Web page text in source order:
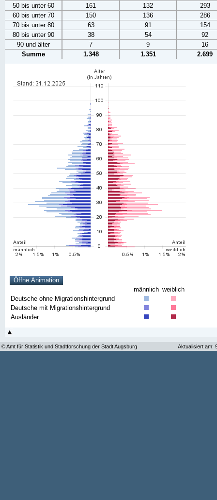
50 bis unter 60
161 132
293
60 bis unter 70
150 136
286
70 bis unter 80
63 91
154
80 bis unter 90
38 54
92
90 und älter
7 9
16
Summe
1.348 1.351 2.699
männlich weiblich
Deutsche ohne Migrationshintergrund
Deutsche mit Migrationshintergrund
Ausländer
© Amt für Statistik und Stadtforschung der Stadt Augsburg Aktualisiert am: